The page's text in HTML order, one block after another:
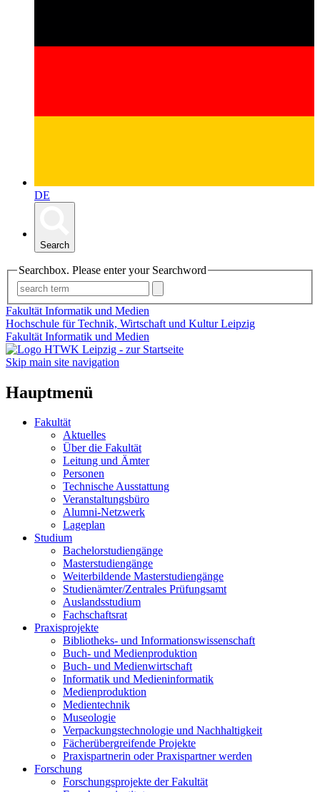
DE
Search
Searchbox. Please enter your Searchword
Fakultät Informatik und Medien
Hochschule für Technik, Wirtschaft und Kultur Leipzig
Fakultät Informatik und Medien
Skip main site navigation
Hauptmenü
Fakultät
Aktuelles
Über die Fakultät
Leitung und Ämter
Personen
Technische Ausstattung
Veranstaltungsbüro
Alumni-Netzwerk
Lageplan
Studium
Bachelorstudiengänge
Masterstudiengänge
Weiterbildende Masterstudiengänge
Studienämter/Zentrales Prüfungsamt
Auslandsstudium
Fachschaftsrat
Praxisprojekte
Bibliotheks- und Informationswissenschaft
Buch- und Medienproduktion
Buch- und Medienwirtschaft
Informatik und Medieninformatik
Medienproduktion
Medientechnik
Museologie
Verpackungstechnologie und Nachhaltigkeit
Fächerübergreifende Projekte
Praxispartnerin oder Praxispartner werden
Forschung
Forschungsprojekte der Fakultät